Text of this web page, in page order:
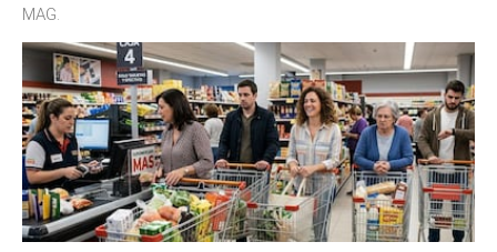
defensiva y tienen apertura social
MAG.